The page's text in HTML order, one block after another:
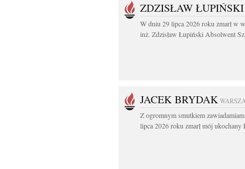
ZDZISŁAW ŁUPIŃSKI
W dniu 29 lipca 2026 roku zmarł w
inż. Zdzisław Łupiński Absolwent
JACEK BRYDAK
Z ogromnym smutkiem
lipca 2026 roku zmarł mój ukochany